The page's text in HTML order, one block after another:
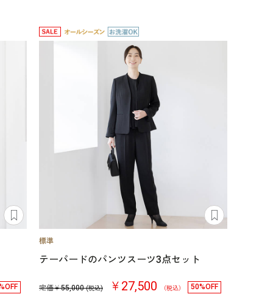
テーパードのパンツスーツ3点セット
定価￥55,000 (税込) ￥27,500 （税込） 50%OFF